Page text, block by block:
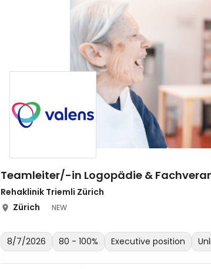
Teamleiter/-in Logopädie &
Rehaklinik Triemli Zürich
Zürich
NEW
8/7/2026 80 - 100% Executive position